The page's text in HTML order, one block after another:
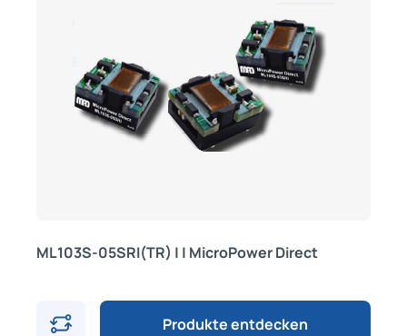
ML103S-05SRI(TR) | | MicroPower Direct
Produkte entdecken